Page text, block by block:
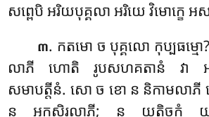
សព្ពេបិ អរិយបុគ្គលា អរិយេ វិមោក្ខេ អ
៣. កតមោ ច បុគ្គលោ កុប្បធម្មោ
លាភី ហោតិ រូបសហគតានំ វា អ
សមាបត្តីនំ. សោ ច ខោ ន និកាមលាភី
ន អកសិរលាភី; ន យត្ថិច្ឆកំ យទិ